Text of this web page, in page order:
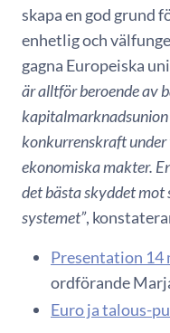
skapa en god grund
enhetlig och
gagna Europeiska
är alltför beroende av
konkurrenskraft
ekonomiska makter.
det bästa skyddet
systemet”,
Presentation 14
ordförande
Euro ja talous-